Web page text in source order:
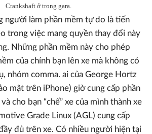
Crankshaft ở trong gara.
người làm phần mềm tự do là tiến
trong việc mang quyền thay đổi này
Những phần mềm này cho phép
của chính bạn lên xe mà không có
nhóm comma. ai của George Hortz
mật trên iPhone) giờ cung cấp phần
cho bạn “chế” xe của mình thành xe
Grade Linux (AGL) cung cấp
đủ trên xe. Có nhiều người hiện tại